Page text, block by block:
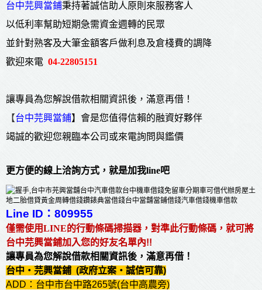
台中芫興當鋪秉持著誠信助人原則來服務客人
以低利率幫助短期急需資金週轉的民眾
並針對熟客及大筆金額客戶做利息及倉棧費的調降
歡迎來電 04-22805151
讓專員為您解說借款相關資訊後，滿意再借！
【台中芫興當鋪】會是您值得信賴的融資好夥伴
竭誠的歡迎您親臨本公司或來電詢問與鑑價
更方便的線上洽詢方式，就是加我line吧
Line ID：809955
僅需使用LINE的行動條碼掃描器，對準此行動條碼，就可將
台中芫興當鋪加入您的好友名單內!!
讓專員為您解說借款相關資訊後，滿意再借！
台中‧芫興當鋪 (政府立案‧誠信可靠)
ADD： 台中市台中路265號(台中高農旁)